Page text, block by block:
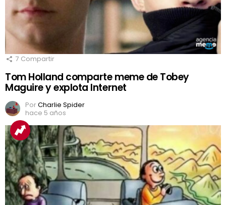
7 Compartir
Tom Holland comparte meme de Tobey
Maguire y explota Internet
PorCharlie Spider
hace 5 años